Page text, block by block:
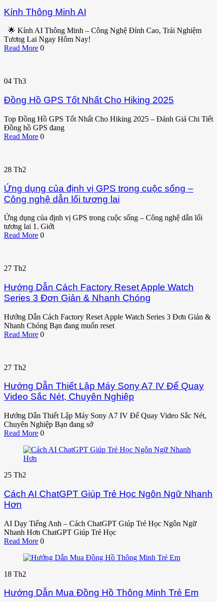
Kính Thông Minh AI
🌟 Kính AI Thông Minh – Công Nghệ Đỉnh Cao, Trải Nghiệm
Tương Lai Ngay Hôm Nay!
Read More 0
04 Th3
Đồng Hồ GPS Tốt Nhất Cho Hiking 2025
Top Đồng Hồ GPS Tốt Nhất Cho Hiking 2025 – Đánh Giá Chi Tiết
Đồng hồ GPS đang
Read More 0
28 Th2
Ứng dụng của định vị GPS trong cuộc sống –
Công nghệ dẫn lối tương lai
Ứng dụng của định vị GPS trong cuộc sống – Công nghệ dẫn lối
tương lai 1. Giới
Read More 0
27 Th2
Hướng Dẫn Cách Factory Reset Apple Watch
Series 3 Đơn Giản & Nhanh Chóng
Hướng Dẫn Cách Factory Reset Apple Watch Series 3 Đơn Giản &
Nhanh Chóng Bạn đang muốn reset
Read More 0
27 Th2
Hướng Dẫn Thiết Lập Máy Sony A7 IV Để Quay
Video Sắc Nét, Chuyên Nghiệp
Hướng Dẫn Thiết Lập Máy Sony A7 IV Để Quay Video Sắc Nét,
Chuyên Nghiệp Bạn đang sở
Read More 0
25 Th2
Cách AI ChatGPT Giúp Trẻ Học Ngôn Ngữ Nhanh
Hơn
AI Dạy Tiếng Anh – Cách ChatGPT Giúp Trẻ Học Ngôn Ngữ
Nhanh Hơn ChatGPT Giúp Trẻ Học
Read More 0
18 Th2
Hướng Dẫn Mua Đồng Hồ Thông Minh Trẻ Em